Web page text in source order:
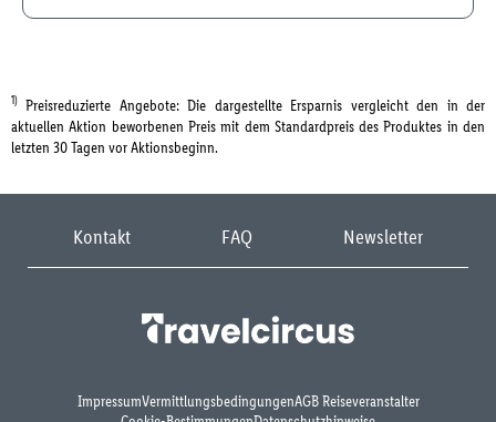
1) Preisreduzierte Angebote: Die dargestellte Ersparnis vergleicht den in der
aktuellen Aktion beworbenen Preis mit dem Standardpreis des Produktes in den
letzten 30 Tagen vor Aktionsbeginn.
Kontakt FAQ Newsletter
ImpressumVermittlungsbedingungenAGB Reiseveranstalter